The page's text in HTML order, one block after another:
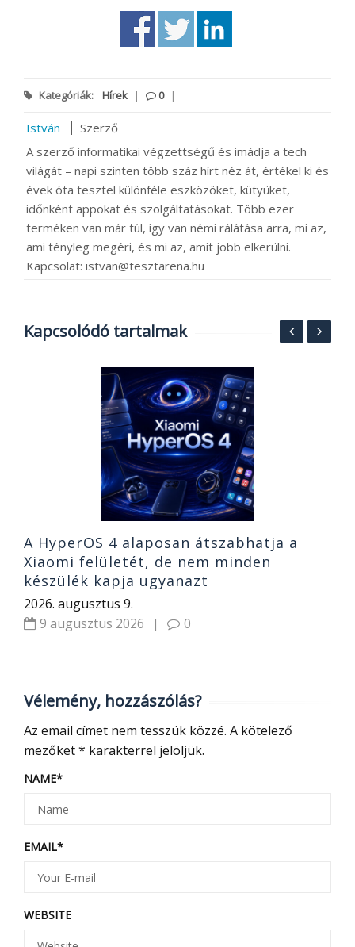
Kategóriák: Hírek | 0 |
István
Szerző
A szerző informatikai végzettségű és imádja a tech
világát – napi szinten több száz hírt néz át, értékel ki és
évek óta tesztel különféle eszközöket, kütyüket,
időnként appokat és szolgáltatásokat. Több ezer
terméken van már túl, így van némi rálátása arra, mi az,
ami tényleg megéri, és mi az, amit jobb elkerülni.
Kapcsolat: istvan@tesztarena.hu
Kapcsolódó tartalmak
A HyperOS 4 alaposan átszabhatja a
Xiaomi felületét, de nem minden
készülék kapja ugyanazt
2026. augusztus 9.
9 augusztus 2026
| 0
Vélemény, hozzászólás?
Az email címet nem tesszük közzé. A kötelező
mezőket* karakterrel jelöljük.
NAME*
EMAIL*
WEBSITE